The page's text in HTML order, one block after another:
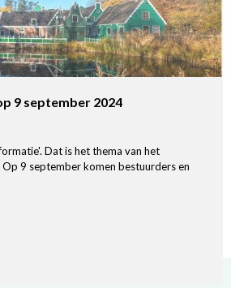
9 september 2024
Dat is het thema van het
9 september komen bestuurders en